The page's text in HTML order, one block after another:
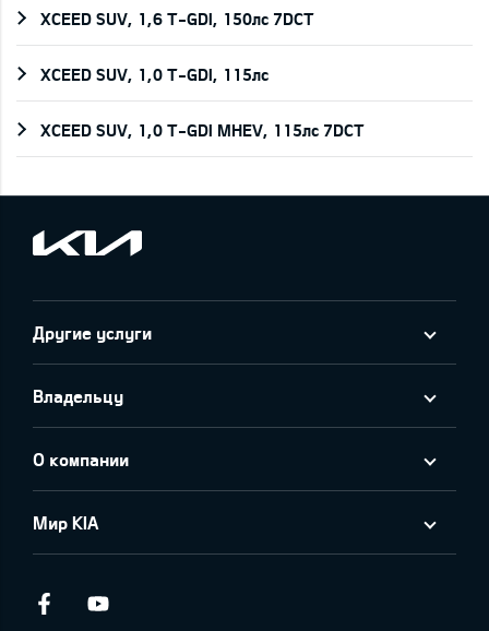
XCEED SUV, 1,6 T-GDI, 150лс 7DCT
XCEED SUV, 1,0 T-GDI, 115лс
XCEED SUV, 1,0 T-GDI MHEV, 115лс 7DCT
Другие услуги
Владельцу
О компании
Мир KIA
Facebook